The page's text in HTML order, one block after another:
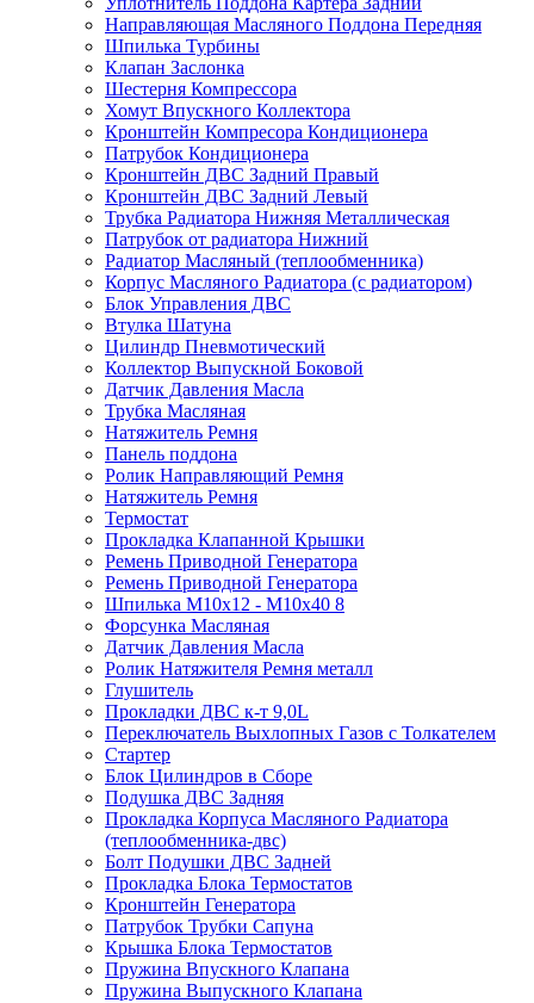
Направляющая Масляного Поддона Передняя
Шпилька Турбины
Клапан Заслонка
Шестерня Компрессора
Хомут Впускного Коллектора
Кронштейн Компресора Кондиционера
Патрубок Кондиционера
Кронштейн ДВС Задний Правый
Кронштейн ДВС Задний Левый
Трубка Радиатора Нижняя Металлическая
Патрубок от радиатора Нижний
Радиатор Масляный (теплообменника)
Корпус Масляного Радиатора (с радиатором)
Блок Управления ДВС
Втулка Шатуна
Цилиндр Пневмотический
Коллектор Выпускной Боковой
Датчик Давления Масла
Трубка Масляная
Натяжитель Ремня
Панель поддона
Ролик Направляющий Ремня
Натяжитель Ремня
Термостат
Прокладка Клапанной Крышки
Ремень Приводной Генератора
Ремень Приводной Генератора
Шпилька M10x12 - M10x40 8
Форсунка Масляная
Датчик Давления Масла
Ролик Натяжителя Ремня металл
Глушитель
Прокладки ДВС к-т 9,0L
Переключатель Выхлопных Газов с Толкателем
Стартер
Блок Цилиндров в Сборе
Подушка ДВС Задняя
Прокладка Корпуса Масляного Радиатора
(теплообменника-двс)
Болт Подушки ДВС Задней
Прокладка Блока Термостатов
Кронштейн Генератора
Патрубок Трубки Сапуна
Крышка Блока Термостатов
Пружина Впускного Клапана
Пружина Выпускного Клапана